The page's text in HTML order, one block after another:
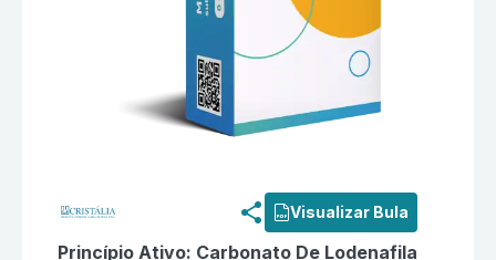
Visualizar Bula
Princípio Ativo: Carbonato De Lodenafila